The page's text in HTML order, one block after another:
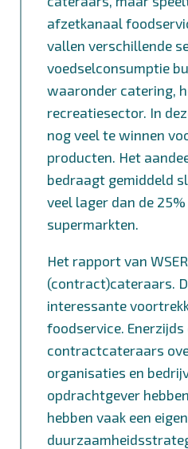
afzetkanaal
vallen verschillende
voedselconsumptie
waaronder catering,
recreatiesector. In
nog veel te winnen
producten. Het
bedraagt gemiddeld
veel lager dan de
supermarkten.
Het rapport van
(contract)cateraars.
interessante
foodservice.
contractcateraars
organisaties en
opdrachtgever
hebben vaak een eigen